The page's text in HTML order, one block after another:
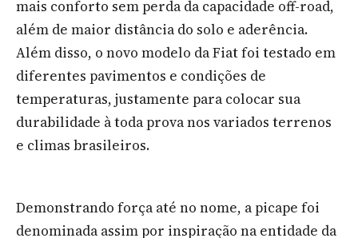
mais conforto sem perda da capacidade off-road,
além de maior distância do solo e aderência.
Além disso, o novo modelo da Fiat foi testado em
diferentes pavimentos e condições de
temperaturas, justamente para colocar sua
durabilidade à toda prova nos variados terrenos
e climas brasileiros.
Demonstrando força até no nome, a picape foi
denominada assim por inspiração na entidade da